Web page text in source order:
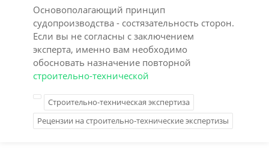
Основополагающий принцип
судопроизводства - состязательность сторон.
Если вы не согласны с заключением
эксперта, именно вам необходимо
обосновать назначение повторной
строительно-технической
Строительно-техническая экспертиза
Рецензии на строительно-технические экспертизы